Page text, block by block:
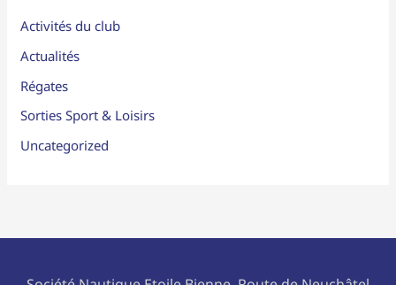
Activités du club
Actualités
Régates
Sorties Sport & Loisirs
Uncategorized